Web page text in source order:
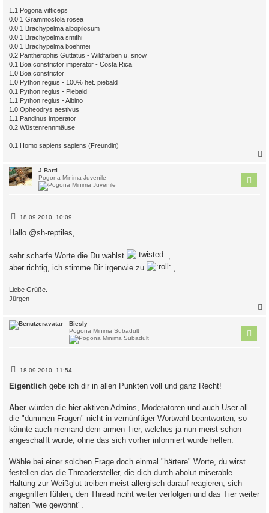
1.1 Pogona vitticeps
0.0.1 Grammostola rosea
0.0.1 Brachypelma albopilosum
0.0.1 Brachypelma smithi
0.0.1 Brachypelma boehmei
0.2 Pantherophis Guttatus - Wildfarben u. snow
0.1 Boa constrictor imperator - Costa Rica
1.0 Boa constrictor
1.0 Python regius - 100% het. piebald
0.1 Python regius - Piebald
1.1 Python regius - Albino
1.0 Opheodrys aestivus
1.1 Pandinus imperator
0.2 Wüstenrennmäuse
0.1 Homo sapiens sapiens (Freundin)
J.Barti
Pogona Minima Juvenile
B
i
t
a
g
18.09.2010, 10:09
Hallo @sh-reptiles,
sehr scharfe Worte die Du wählst
aber richtig, ich stimme Dir irgenwie zu
Liebe Grüße.
Jürgen
Biesly
Pogona Minima Subadult
B
t
g
18.09.2010, 11:54
Eigentlich gebe ich dir in allen Punkten voll und ganz Recht!
Aber würden die hier aktiven Admins, Moderatoren und auch User all
die "dummen Fragen" nicht in vernünftiger Wortwahl beantworten, so
könnte auch niemand dem armen Tier, welches ja nun meist schon
angeschafft wurde, ohne das sich vorher informiert wurde helfen.
Wähle bei einer solchen Frage doch einmal "härtere" Worte, du wirst
festellen das die Threadersteller, die dich durch abolut miserable
Haltung zur Weißglut treiben meist allergisch darauf reagieren, sich
angegriffen fühlen, den Thread nciht weiter verfolgen und das Tier weiter
halten "wie gewohnt".